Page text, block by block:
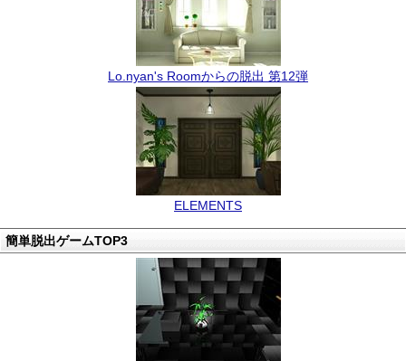
Lo.nyan's Roomからの脱出 第12弾
ELEMENTS
簡単脱出ゲームTOP3